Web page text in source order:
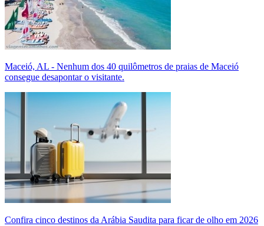
Maceió, AL - Nenhum dos 40 quilômetros de praias de Maceió
consegue desapontar o visitante.
Confira cinco destinos da Arábia Saudita para ficar de olho em 2026